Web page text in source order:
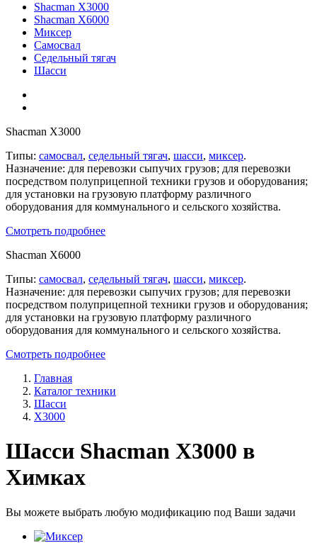
Shacman X3000
Shacman X6000
Миксер
Самосвал
Седельный тягач
Шасси
Shacman X3000
Типы: самосвал, седельный тягач, шасси, миксер.
Назначение: для перевозки сыпучих грузов; для перевозки
посредством полуприцепной техники грузов и оборудования;
для установки на грузовую платформу различного
оборудования для коммунального и сельского хозяйства.
Смотреть подробнее
Shacman X6000
Типы: самосвал, седельный тягач, шасси, миксер.
Назначение: для перевозки сыпучих грузов; для перевозки
посредством полуприцепной техники грузов и оборудования;
для установки на грузовую платформу различного
оборудования для коммунального и сельского хозяйства.
Смотреть подробнее
Главная
Каталог техники
Шасси
X3000
Шасси Shacman X3000 в
Химках
Вы можете выбрать любую модификацию под Ваши задачи